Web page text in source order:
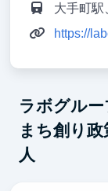
大手町駅
https://
ラボグル
まち創り
人